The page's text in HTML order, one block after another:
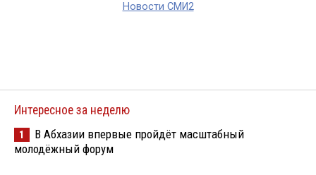
Новости СМИ2
Интересное за неделю
1
В Абхазии впервые пройдёт масштабный
молодёжный форум